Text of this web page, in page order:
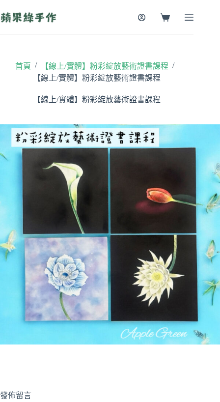
至
購
首頁 / 【線上/實體】粉彩綻放藝術證書課程 /
【線上/實體】粉彩綻放藝術證書課程
【線上/實體】粉彩綻放藝術證書課程
發佈留言